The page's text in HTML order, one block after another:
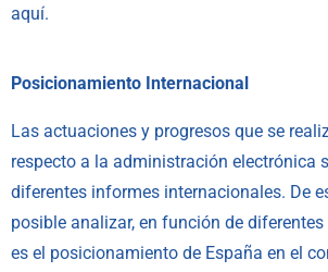
aquí.
Posicionamiento Internacional
Las actuaciones y progresos que se
respecto a la administración electrónica
diferentes informes internacionales. De
posible analizar, en función de
es el posicionamiento de España en el